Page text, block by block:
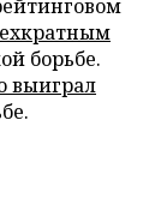
борьбе.
выиграл